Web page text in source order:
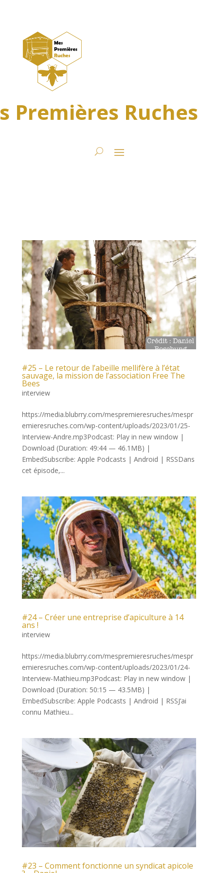
Premières Ruches
#25 – Le retour de l’abeille mellifère à l’état
sauvage, la mission de l’association Free The
Bees
interview
https://media.blubrry.com/mespremieresruches/mespr
emieresruches.com/wp-content/uploads/2023/01/25-
Interview-Andre.mp3Podcast: Play in new window |
Download (Duration: 49:44 — 46.1MB) |
EmbedSubscribe: Apple Podcasts | Android | RSSDans
cet épisode,...
#24 – Créer une entreprise d’apiculture à 14
ans !
interview
https://media.blubrry.com/mespremieresruches/mespr
emieresruches.com/wp-content/uploads/2023/01/24-
Interview-Mathieu.mp3Podcast: Play in new window |
Download (Duration: 50:15 — 43.5MB) |
EmbedSubscribe: Apple Podcasts | Android | RSSJ’ai
connu Mathieu...
#23 – Comment fonctionne un syndicat apicole